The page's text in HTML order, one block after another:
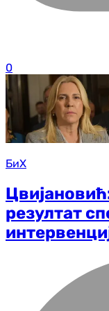
0
БиХ
резултат